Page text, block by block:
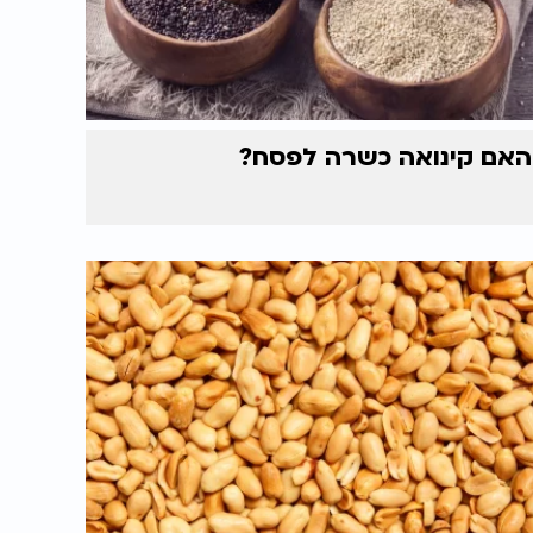
האם קינואה כשרה לפסח?